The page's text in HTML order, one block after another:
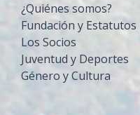
¿Quiénes somos?
Fundación y Estatutos
Los Socios
Juventud y Deportes
Género y Cultura